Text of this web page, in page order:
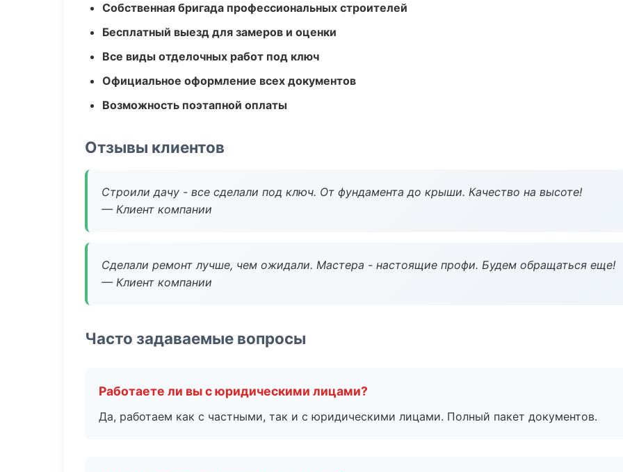
Собственная бригада профессиональных строителей
Бесплатный выезд для замеров и оценки
Все виды отделочных работ под ключ
Официальное оформление всех документов
Возможность поэтапной оплаты
Отзывы клиентов
Строили дачу - все сделали под ключ. От фундамента до крыши. Качество на высоте!
— Клиент компании
Сделали ремонт лучше, чем ожидали. Мастера - настоящие профи. Будем обращаться еще!
— Клиент компании
Часто задаваемые вопросы
Работаете ли вы с юридическими лицами?
Да, работаем как с частными, так и с юридическими лицами. Полный пакет документов.